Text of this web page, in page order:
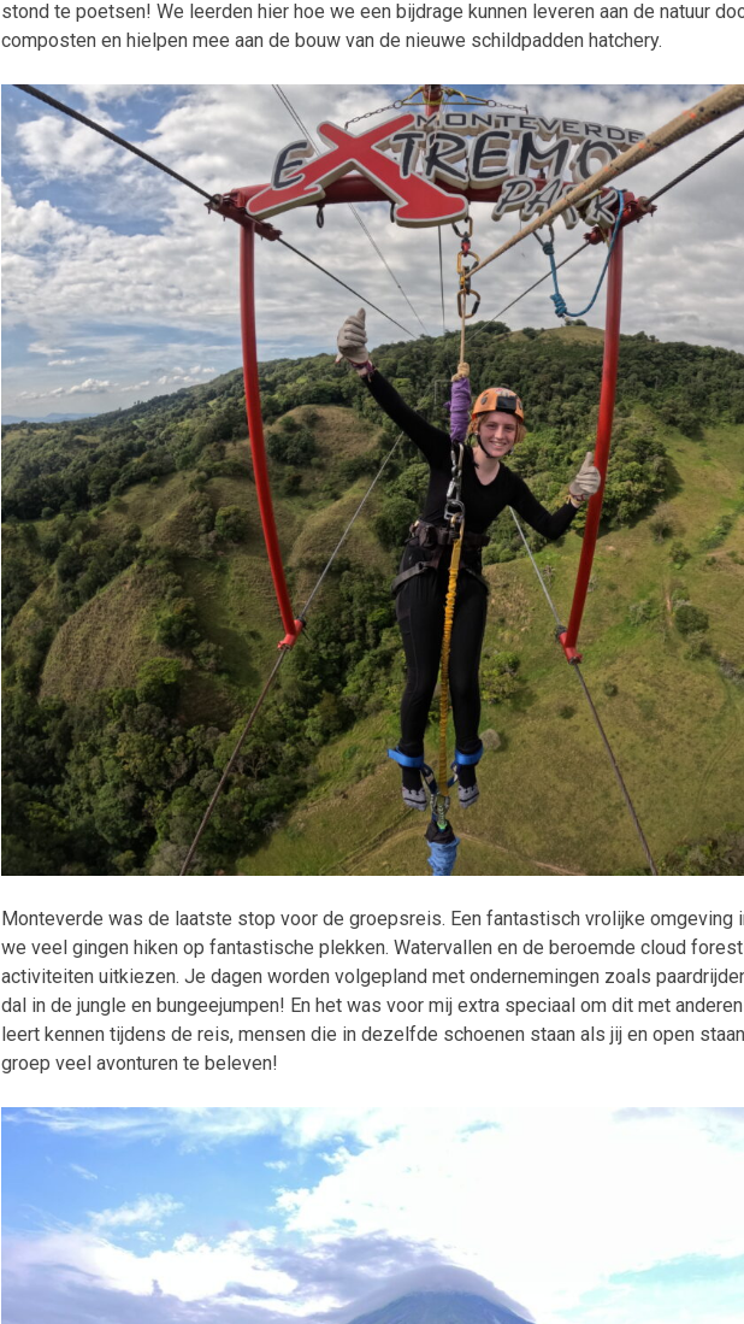
stond te poetsen! We leerden hier hoe we een bijdrage kunnen leveren aan de natuur
composten en hielpen mee aan de bouw van de nieuwe schildpadden hatchery.
Monteverde was de laatste stop voor de groepsreis. Een fantastisch vrolijke omgeving
we veel gingen hiken op fantastische plekken. Watervallen en de beroemde cloud
activiteiten uitkiezen. Je dagen worden volgepland met ondernemingen zoals
dal in de jungle en bungeejumpen! En het was voor mij extra speciaal om dit met
leert kennen tijdens de reis, mensen die in dezelfde schoenen staan als jij en open
groep veel avonturen te beleven!